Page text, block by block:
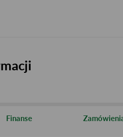
Finanse